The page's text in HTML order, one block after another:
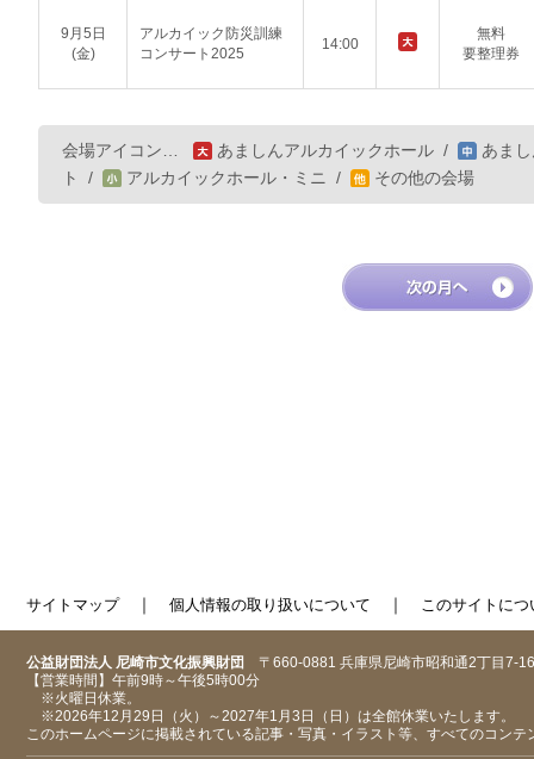
9月5日
(金)
アルカイック防災訓練
コンサート2025
14:00
無料
要整理券
会場アイコン… あましんアルカイックホール /
あま
ト
/ アルカイックホール・ミニ / その他の会場
サイトマップ｜ 個人情報の取り扱いについて ｜ このサイトにつ
公益財団法人 尼崎市文化振興財団 〒660-0881 兵庫県尼崎市昭和通2丁目7-16
【営業時間】午前9時～午後5時00分
※火曜日休業。
※2026年12月29日（火）～2027年1月3日（日）は全館休業いたします。
このホームページに掲載されている記事・写真・イラスト等、すべてのコン